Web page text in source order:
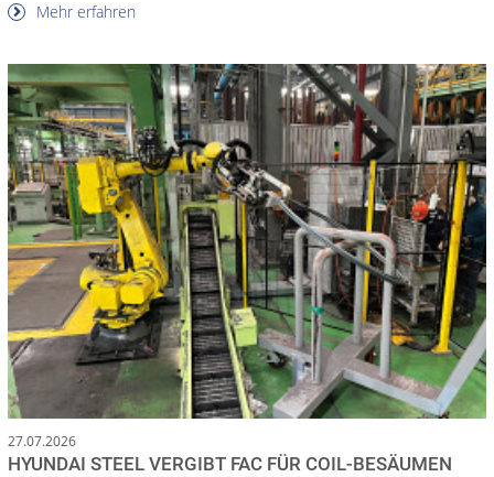
Mehr erfahren
27.07.2026
HYUNDAI STEEL VERGIBT FAC FÜR COIL-BESÄUMEN